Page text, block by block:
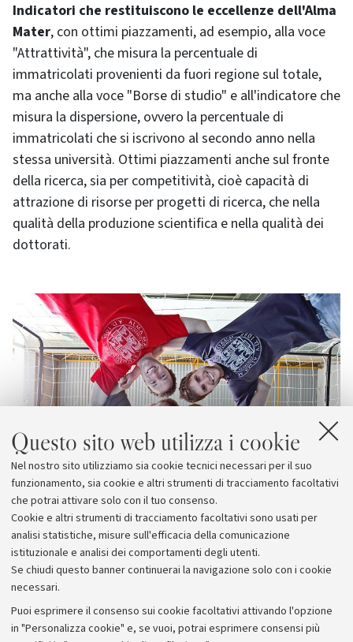
Questo sito web utilizza i cookie
Nel nostro sito utilizziamo sia cookie tecnici necessari per il suo
funzionamento, sia cookie e altri strumenti di tracciamento facoltativi
che potrai attivare solo con il tuo consenso.
Cookie e altri strumenti di tracciamento facoltativi sono usati per
analisi statistiche, misure sull'efficacia della comunicazione
istituzionale e analisi dei comportamenti degli utenti.
Se chiudi questo banner continuerai la navigazione solo con i cookie
necessari.
Puoi esprimere il consenso sui cookie facoltativi attivando l'opzione
in "Personalizza cookie" e, se vuoi, potrai esprimere consensi più
Indicatori che restituiscono le eccellenze dell'Alma
Mater, con ottimi piazzamenti, ad esempio, alla voce
"Attrattività", che misura la percentuale di
immatricolati provenienti da fuori regione sul totale,
ma anche alla voce "Borse di studio" e all'indicatore che
misura la dispersione, ovvero la percentuale di
immatricolati che si iscrivono al secondo anno nella
stessa università. Ottimi piazzamenti anche sul fronte
della ricerca, sia per competitività, cioè capacità di
attrazione di risorse per progetti di ricerca, che nella
qualità della produzione scientifica e nella qualità dei
dottorati.
Archivio
Comunicati stampa